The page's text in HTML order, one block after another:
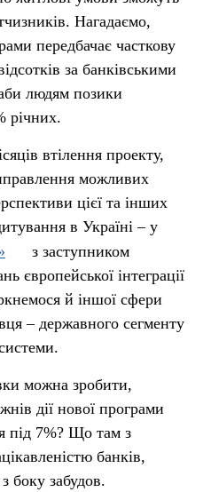
Нагадаємо,
передбачає часткову
за банківськими
людям позики
річних.
втілення проекту,
можливих
цієї та інших
в Україні – у
з заступником
європейської інтеграції
й іншої сфери
– державного сегменту
можна зробити,
дії нової програми
під 7%? Що там з
банків,
боку забудов.